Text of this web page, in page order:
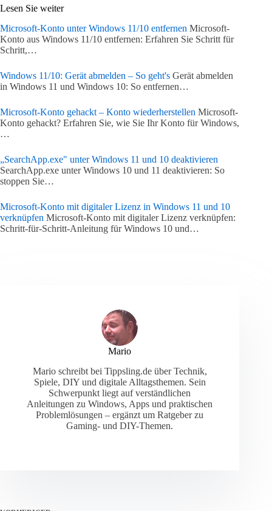
Lesen Sie weiter
Microsoft-Konto unter Windows 11/10 entfernen Microsoft-
Konto aus Windows 11/10 entfernen: Erfahren Sie Schritt für
Schritt,…
Windows 11/10: Gerät abmelden – So geht's Gerät abmelden
in Windows 11 und Windows 10: So entfernen…
Microsoft-Konto gehackt – Konto wiederherstellen Microsoft-
Konto gehackt? Erfahren Sie, wie Sie Ihr Konto für Windows,
…
„SearchApp.exe" unter Windows 11 und 10 deaktivieren
SearchApp.exe unter Windows 10 und 11 deaktivieren: So
stoppen Sie…
Microsoft-Konto mit digitaler Lizenz in Windows 11 und 10
verknüpfen Microsoft-Konto mit digitaler Lizenz verknüpfen:
Schritt-für-Schritt-Anleitung für Windows 10 und…
Mario
Mario schreibt bei Tippsling.de über Technik,
Spiele, DIY und digitale Alltagsthemen. Sein
Schwerpunkt liegt auf verständlichen
Anleitungen zu Windows, Apps und praktischen
Problemlösungen – ergänzt um Ratgeber zu
Gaming- und DIY-Themen.